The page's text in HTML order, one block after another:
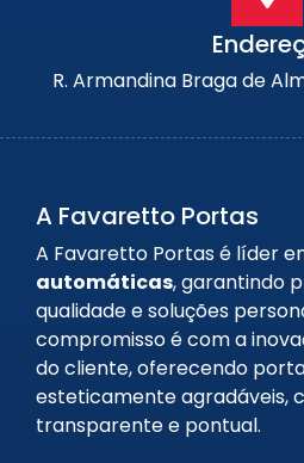
R. Armandina Braga de
A Favaretto Portas
A Favaretto Portas é líder
automáticas, garantindo
qualidade e soluções
compromisso é com a
do cliente, oferecendo
esteticamente agradáveis,
transparente e pontual.